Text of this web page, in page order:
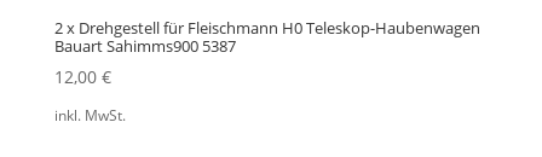
2 x Drehgestell für Fleischmann H0 Teleskop-Haubenwagen
Bauart Sahimms900 5387
12,00 €
inkl. MwSt.